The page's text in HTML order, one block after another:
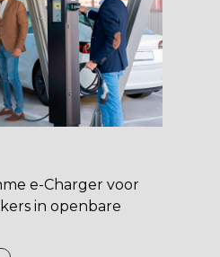
e-Charger voor
in openbare